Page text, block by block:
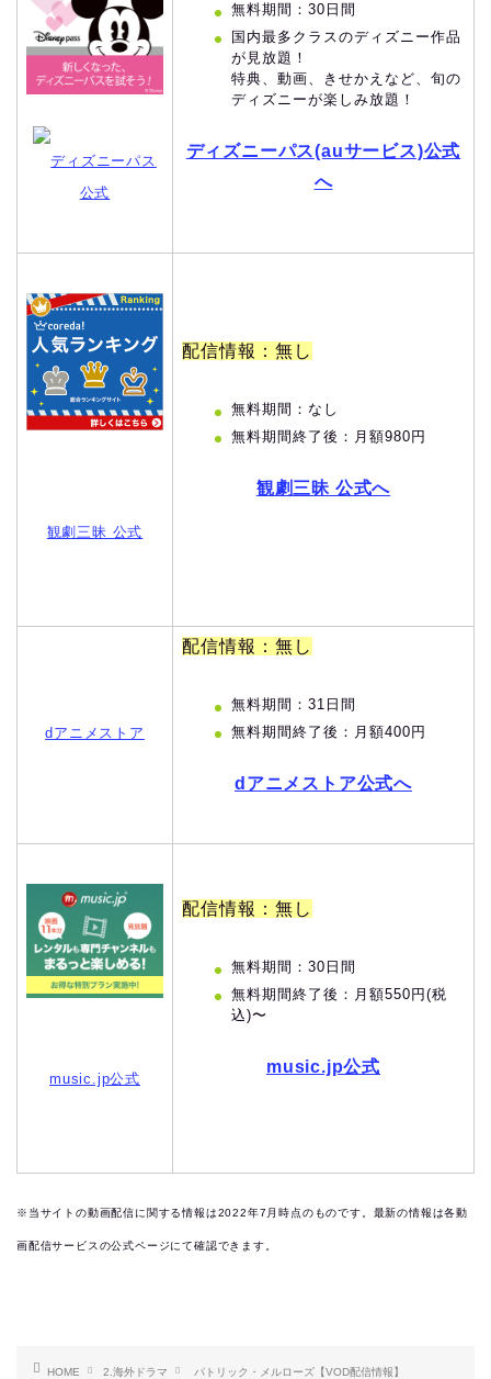
ディズニーパス
公式
無料期間：30日間
国内最多クラスのディズニー作品
が見放題！
特典、動画、きせかえなど、旬の
ディズニーが楽しみ放題！
ディズニーパス(auサービス)公式
へ
観劇三昧 公式
配信情報：無し
無料期間：なし
無料期間終了後：月額980円
観劇三昧 公式へ
dアニメストア
配信情報：無し
無料期間：31日間
無料期間終了後：月額400円
dアニメストア公式へ
music.jp公式
配信情報：無し
無料期間：30日間
無料期間終了後：月額550円(税
込)〜
music.jp公式
※当サイトの動画配信に関する情報は2022年7月時点のものです。最新の情報は各動
画配信サービスの公式ページにて確認できます。
HOME 2.海外ドラマ パトリック・メルローズ【VOD配信情報】